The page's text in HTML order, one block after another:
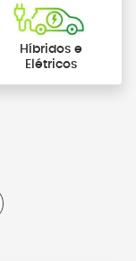
Híbridos e
Elétricos